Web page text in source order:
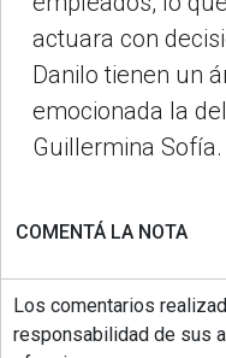
actuara con
Danilo tienen un
emocionada la
Guillermina Sofía.
COMENTÁ LA NOTA
Los comentarios
responsabilidad de sus